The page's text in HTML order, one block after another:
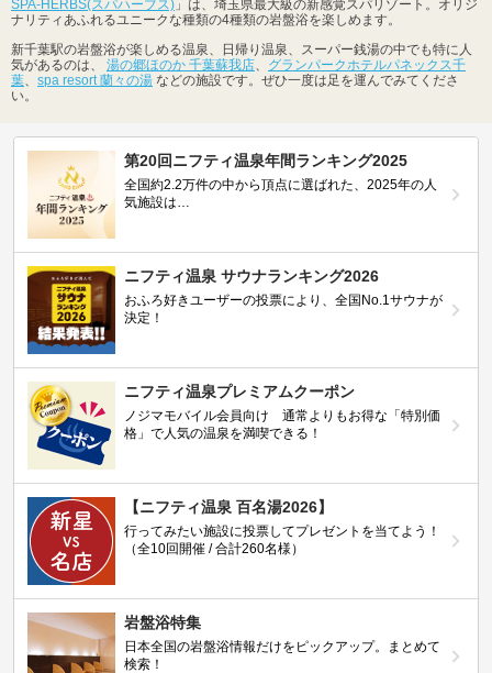
SPA-HERBS(スパハーブス) 」は、埼玉県最大級の新感覚スパリゾート。オリジ
ナリティあふれるユニークな種類の4種類の岩盤浴を楽しめます。
新千葉駅の岩盤浴が楽しめる温泉、日帰り温泉、スーパー銭湯の中でも特に人
気があるのは、 湯の郷ほのか 千葉蘇我店、 グランパークホテルパネックス千
葉、 spa resort 蘭々の湯 などの施設です。ぜひ一度は足を運んでみてくださ
い。
第20回ニフティ温泉年間ランキング2025
全国約2.2万件の中から頂点に選ばれた、2025年の人
気施設は…
ニフティ温泉 サウナランキング2026
おふろ好きユーザーの投票により、全国No.1サウナが
決定！
ニフティ温泉プレミアムクーポン
ノジマモバイル会員向け 通常よりもお得な「特別価
格」で人気の温泉を満喫できる！
【ニフティ温泉 百名湯2026】
行ってみたい施設に投票してプレゼントを当てよう！
（全10回開催 / 合計260名様）
岩盤浴特集
日本全国の岩盤浴情報だけをピックアップ。まとめて
検索！